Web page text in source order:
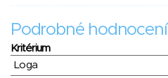
Podrobné hodnocení
Kritérium
Loga